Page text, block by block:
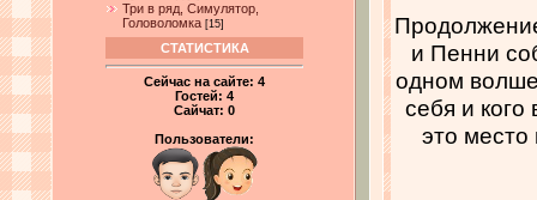
Три в ряд, Симулятор,
Головоломка [15]
СТАТИСТИКА
Сейчас на сайте: 4
Гостей: 4
Сайчат: 0
Пользователи:
и Пенни
одном
себя и
это место